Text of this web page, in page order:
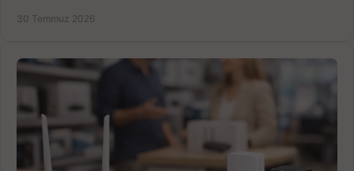
30 Temmuz 2026